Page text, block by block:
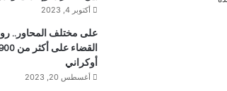
أكتوبر 4, 2023
على مختلف المحاور..
أوكراني
أغسطس 20, 2023